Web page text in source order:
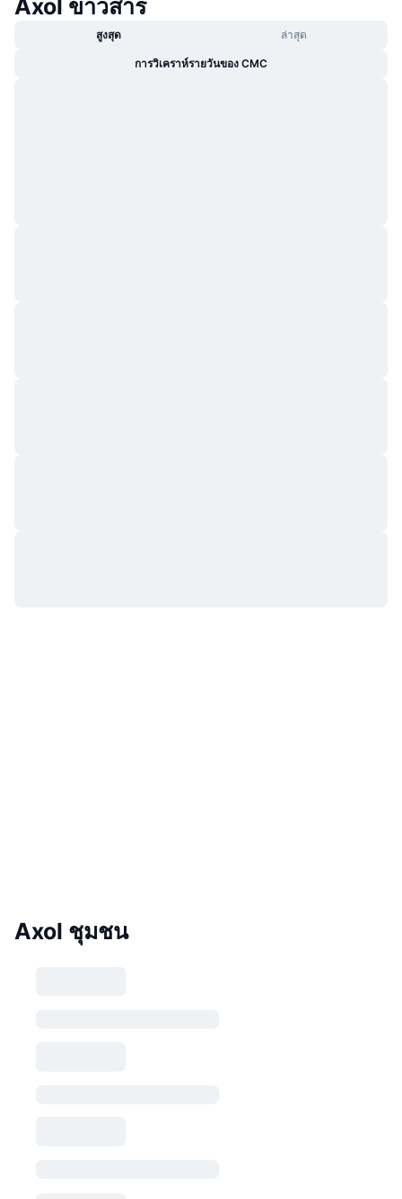
Axol ข่าวสาร
สูงสุด ล่าสุด
การวิเคราห์รายวันของ CMC
Axol ชุมชน